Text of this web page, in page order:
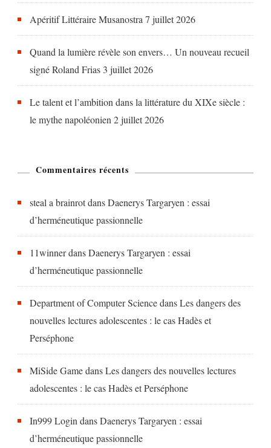
Apéritif Littéraire Musanostra 7 juillet 2026
Quand la lumière révèle son envers… Un nouveau recueil
signé Roland Frias 3 juillet 2026
Le talent et l’ambition dans la littérature du XIXe siècle :
le mythe napoléonien 2 juillet 2026
Commentaires récents
steal a brainrotdansDaenerys Targaryen : essai
d’herméneutique passionnelle
11winnerdansDaenerys Targaryen : essai
d’herméneutique passionnelle
Department of Computer SciencedansLes dangers des
nouvelles lectures adolescentes : le cas Hadès et
Perséphone
MiSide GamedansLes dangers des nouvelles lectures
adolescentes : le cas Hadès et Perséphone
In999 Login dansDaenerys Targaryen : essai
d’herméneutique passionnelle